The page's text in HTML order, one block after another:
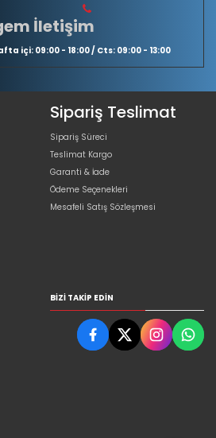
İletişim
içi: 09:00 - 18:00 / Cts: 09:00 - 13:00
Sipariş Teslimat
Sipariş Süreci
Teslimat Kargo
Garanti & İade
Ödeme Seçenekleri
Mesafeli Satış Sözleşmesi
BIZI TAKIP EDIN